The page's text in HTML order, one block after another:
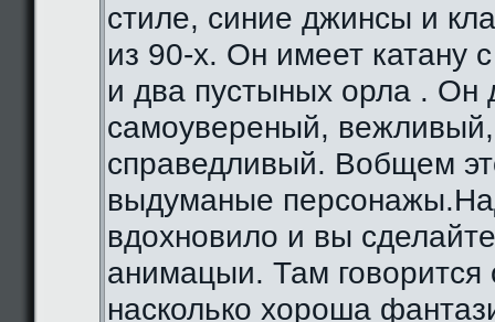
стиле, синие джинсы и
из 90-х. Он имеет катану
и два пустыных орла . Он
самоувереный,
справедливый. Вобщем
выдуманые
вдохновило и вы
анимацыи. Там говорится
насколько хороша